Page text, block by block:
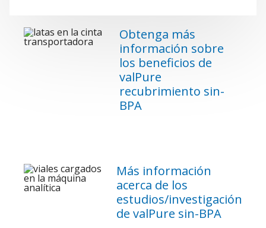
Obtenga más
información sobre
los beneficios de
valPure
recubrimiento sin-
BPA
Más información
acerca de los
estudios/investigación
de valPure sin-BPA